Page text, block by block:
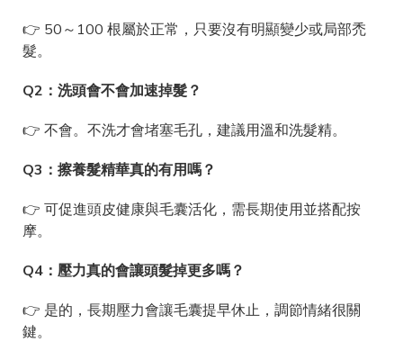
👉 50～100 根屬於正常，只要沒有明顯變少或局部禿
髮。
Q2：洗頭會不會加速掉髮？
👉 不會。不洗才會堵塞毛孔，建議用溫和洗髮精。
Q3：擦養髮精華真的有用嗎？
👉 可促進頭皮健康與毛囊活化，需長期使用並搭配按
摩。
Q4：壓力真的會讓頭髮掉更多嗎？
👉 是的，長期壓力會讓毛囊提早休止，調節情緒很關
鍵。